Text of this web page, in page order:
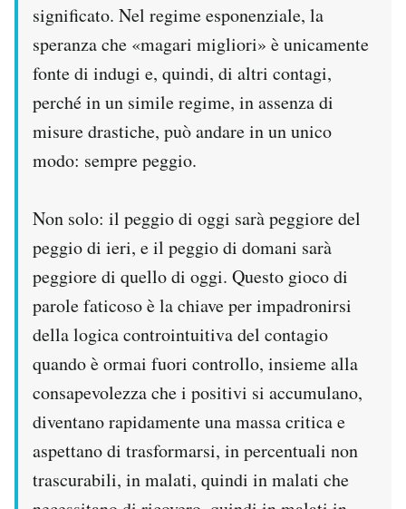
significato. Nel regime esponenziale, la
speranza che «magari migliori» è unicamente
fonte di indugi e, quindi, di altri contagi,
perché in un simile regime, in assenza di
misure drastiche, può andare in un unico
modo: sempre peggio.
Non solo: il peggio di oggi sarà peggiore del
peggio di ieri, e il peggio di domani sarà
peggiore di quello di oggi. Questo gioco di
parole faticoso è la chiave per impadronirsi
della logica controintuitiva del contagio
quando è ormai fuori controllo, insieme alla
consapevolezza che i positivi si accumulano,
diventano rapidamente una massa critica e
aspettano di trasformarsi, in percentuali non
trascurabili, in malati, quindi in malati che